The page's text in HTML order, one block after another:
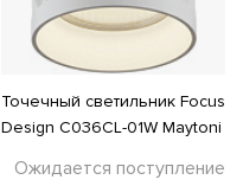
Точечный светильник Focus
Design C036CL-01W Maytoni
Ожидается поступление